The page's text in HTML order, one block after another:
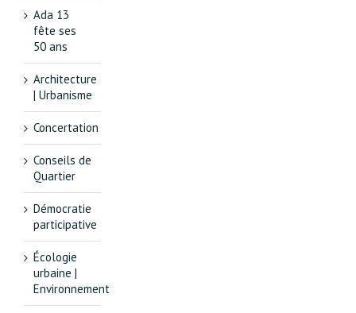
Ada 13
fête ses
50 ans
Architecture
| Urbanisme
Concertation
Conseils de
Quartier
Démocratie
participative
Écologie
urbaine |
Environnement